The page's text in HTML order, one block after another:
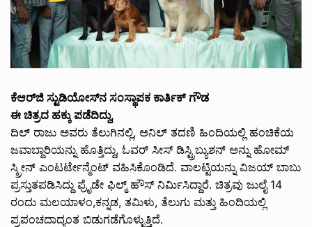
ಕೆಆರ್‌ಜಿ ಸ್ಟುಡಿಯೋಸ್‌ನ ಸಂಸ್ಥಾಪಕ ಕಾರ್ತಿಕ್ ಗೌಡ
ಈ ಚಿತ್ರದ ಹಕ್ಕು ಪಡೆದಿದ್ದು,
ದಿಲ್ ರಾಜು ಅವರು ತೆಲುಗಿನಲ್ಲಿ, ಅನಿಲ್ ತದಣಿ ಹಿಂದಿಯಲ್ಲಿ ಹಂಚಿಕೆಯ
ಜವಾಬ್ದಾರಿಯನ್ನು ಹೊತ್ತಿದ್ದು, ಓವರ್ ಸೀಸ್ ಡಿಸ್ಟ್ರಿಬ್ಯುಶನ್ ಅನ್ನು ಹೋಮ್
ಸ್ಕ್ರೀನ್ ಎಂಟರ್ಟೇನ್ಮೆಂಟ್ ವಹಿಸಿಕೊಂಡಿದೆ. ವಾಲಟ್ಟಿಯನ್ನು ವಿಜಯ್ ಬಾಬು
ಪ್ರಸ್ತುತಪಡಿಸಿದ್ದು ಫ್ರೈಡೇ ಫಿಲ್ಮ್ ಹೌಸ್ ನಿರ್ಮಿಸಿದ್ದಾರೆ. ಚಿತ್ರವು ಜುಲೈ 14
ರಂದು ಮಲಯಾಳಂ,ಕನ್ನಡ, ತಮಿಳು, ತೆಲುಗು ಮತ್ತು ಹಿಂದಿಯಲ್ಲಿ
ಪ್ರಪಂಚದಾದ್ಯಂತ ಬಿಡುಗಡೆಗೊಳ್ಳುತ್ತಿದೆ.